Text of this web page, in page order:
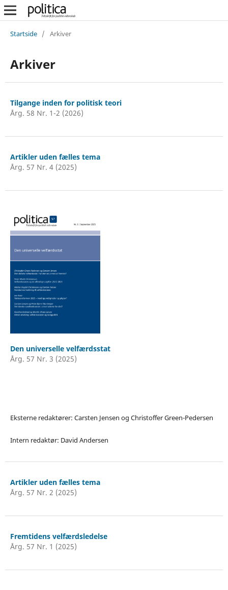
Startside / Arkiver
Arkiver
Tilgange inden for politisk teori
Årg. 58 Nr. 1-2 (2026)
Artikler uden fælles tema
Årg. 57 Nr. 4 (2025)
Den universelle velfærdsstat
Årg. 57 Nr. 3 (2025)
Eksterne redaktører: Carsten Jensen og Christoffer Green-Pedersen
Intern redaktør: David Andersen
Artikler uden fælles tema
Årg. 57 Nr. 2 (2025)
Fremtidens velfærdsledelse
Årg. 57 Nr. 1 (2025)